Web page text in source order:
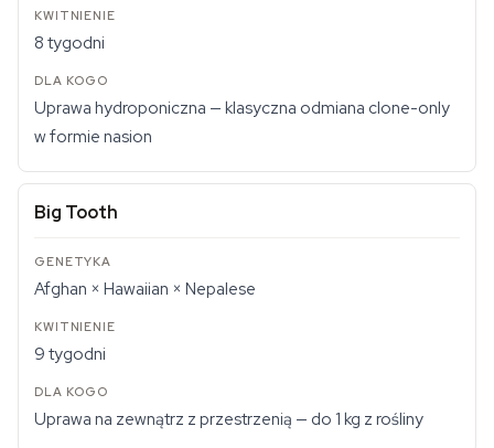
8 tygodni
Uprawa hydroponiczna — klasyczna odmiana clone-only
w formie nasion
Big Tooth
Afghan × Hawaiian × Nepalese
9 tygodni
Uprawa na zewnątrz z przestrzenią — do 1 kg z rośliny